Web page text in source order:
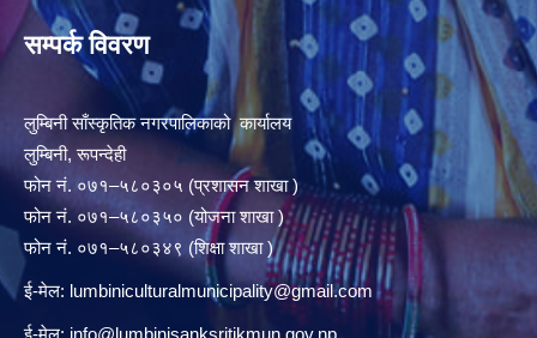
सम्पर्क विवरण
लुम्बिनी साँस्कृतिक नगरपालिकाको कार्यालय
लुम्बिनी, रूपन्देही
फोन नं. ०७१–५८०३०५ (प्रशासन शाखा )
फोन नं. ०७१–५८०३५० (योजना शाखा )
फोन नं. ०७१–५८०३४९ (शिक्षा शाखा )
ई-मेल: lumbiniculturalmunicipality@gmail.com
ई-मेल: info@lumbinisanksritikmun.gov.np